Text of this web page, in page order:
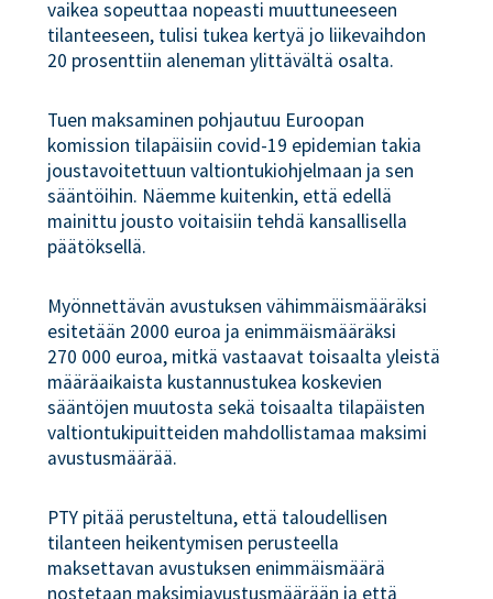
vaikea sopeuttaa nopeasti muuttuneeseen
tilanteeseen, tulisi tukea kertyä jo liikevaihdon
20 prosenttiin aleneman ylittävältä osalta.
Tuen maksaminen pohjautuu Euroopan
komission tilapäisiin covid-19 epidemian takia
joustavoitettuun valtiontukiohjelmaan ja sen
sääntöihin. Näemme kuitenkin, että edellä
mainittu jousto voitaisiin tehdä kansallisella
päätöksellä.
Myönnettävän avustuksen vähimmäismääräksi
esitetään 2000 euroa ja enimmäismääräksi
270 000 euroa, mitkä vastaavat toisaalta yleistä
määräaikaista kustannustukea koskevien
sääntöjen muutosta sekä toisaalta tilapäisten
valtiontukipuitteiden mahdollistamaa maksimi
avustusmäärää.
PTY pitää perusteltuna, että taloudellisen
tilanteen heikentymisen perusteella
maksettavan avustuksen enimmäismäärä
nostetaan maksimiavustusmäärään ja että